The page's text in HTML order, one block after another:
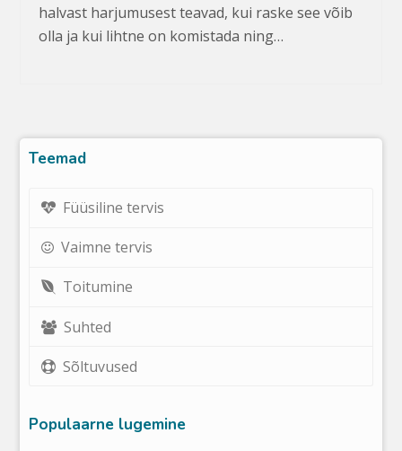
halvast harjumusest teavad, kui raske see võib
olla ja kui lihtne on komistada ning…
Teemad
Füüsiline tervis
Vaimne tervis
Toitumine
Suhted
Sõltuvused
Populaarne lugemine